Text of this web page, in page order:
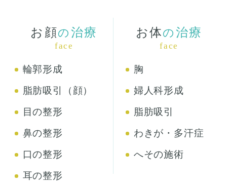
お顔の 治療
face
輪郭形成
脂肪吸引（顔）
目の整形
鼻の整形
口の整形
耳の整形
お体の 治療
face
胸
婦人科形成
脂肪吸引
わきが・多汗症
へその施術